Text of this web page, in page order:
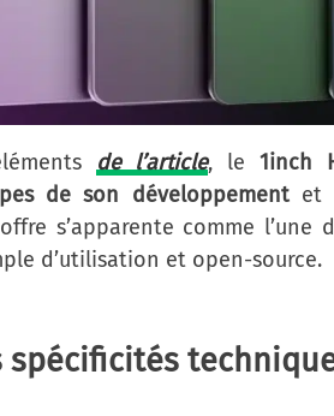
de l’article, le1inch
de son développementet
s’apparente comme
d’utilisation et open-source.
spécificités